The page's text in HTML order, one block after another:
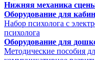
Нижняя механика
Оборудование для
Набор психолога с
психолога
Оборудование для
Методические пособия